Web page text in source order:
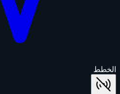
الخطط